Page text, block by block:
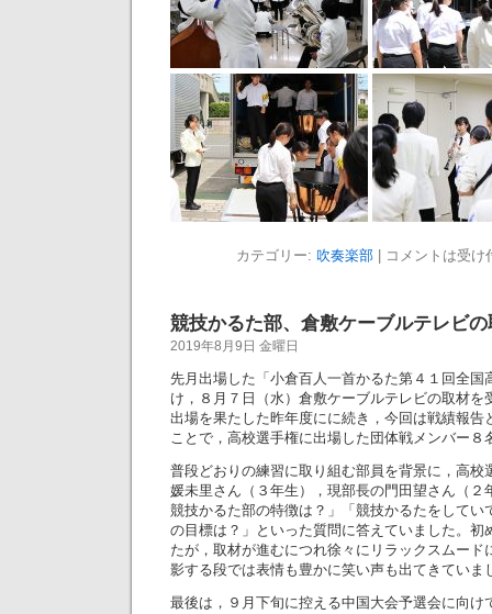
カテゴリー: 吹奏楽部| コメントは受け
競技かるた部、倉敷ケーブルテレビ
2019年8月9日 金曜日
先月出場した「小倉百人一首かるた第４１回全国
け，８月７日（水）倉敷ケーブルテレビの取材を
出場を果たした昨年度にに続き，今回は戦績報告
ことで，高校選手権に出場した団体戦メンバー８
普段どおりの練習に取り組む部員を背景に，高校
媛未里さん（３年生），現部長の門田望さん（２
競技かるた部の特徴は？」「競技かるたをしてい
の目標は？」といった質問に答えていました。初
たが，取材が進むにつれ徐々にリラックスムード
影する段では表情も豊かに笑い声も出てきていま
最後は，９月下旬に控える中国大会予選会に向け